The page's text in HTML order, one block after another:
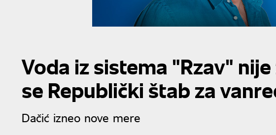
Voda iz sistema "Rzav"
se Republički štab za
Dačić izneo nove mere